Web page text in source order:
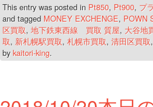
This entry was posted in Pt850, Pt900, プ
and tagged MONEY EXCHENGE, POWN
区買取, 地下鉄東西線 買取 質屋, 大谷地
取, 新札幌駅買取, 札幌市買取, 清田区買取,
bykaitori-king.